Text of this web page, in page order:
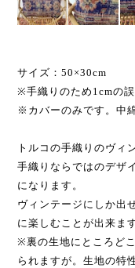
サイズ：50×30cm
※手織りのため1cmの
※カバーのみです。中
トルコの手織りのヴィ
手織りならではのデザ
になります。
ヴィンテージにしか出
に楽しむことが出来ます
※裏の生地にところど
られますが。生地の特